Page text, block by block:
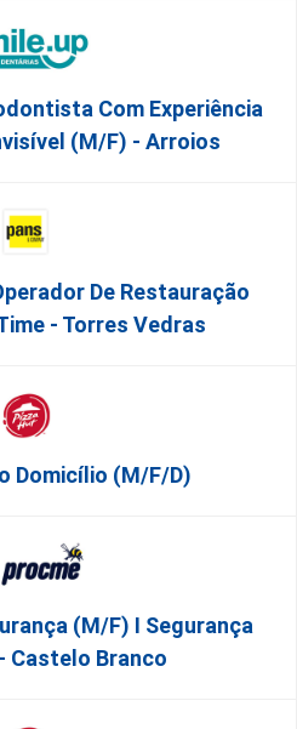
Com Experiência
(M/F) - Arroios
De Restauração
- Torres Vedras
Domicílio (m/f/d)
(m/f) I Segurança
Castelo Branco